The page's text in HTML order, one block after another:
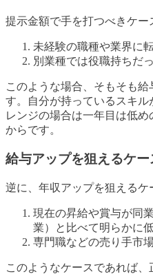
提示金額で手を打つべきケー
未経験の職種や業界に
別業種では役職持ちだ
このような場合、そもそも
す。自分が持っているスキ
レンジの場合は一年目は低
からです。
給与アップを狙えるケー
逆に、年収アップを狙えるケ
現在の昇給や賞与が同
業）と比べて明らかに
専門職などの売り手市
このようなケースであれば